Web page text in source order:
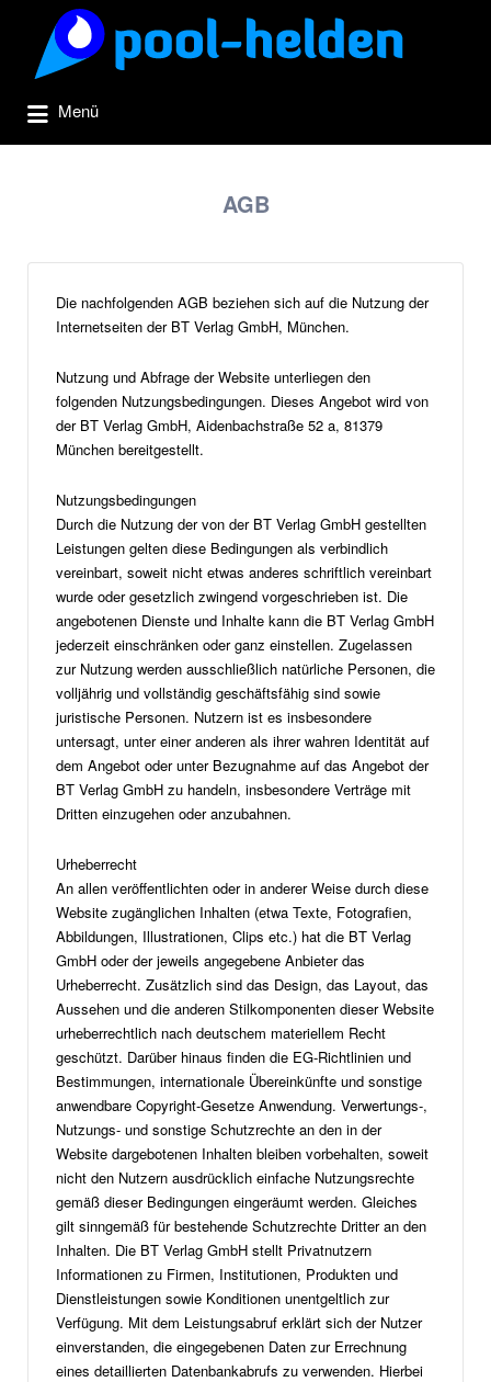
Suchen
nach:
Menü
AGB
Die nachfolgenden AGB beziehen sich auf die Nutzung der
Internetseiten der BT Verlag GmbH, München.
Nutzung und Abfrage der Website unterliegen den
folgenden Nutzungsbedingungen. Dieses Angebot wird von
der BT Verlag GmbH, Aidenbachstraße 52 a, 81379
München bereitgestellt.
Nutzungsbedingungen
Durch die Nutzung der von der BT Verlag GmbH gestellten
Leistungen gelten diese Bedingungen als verbindlich
vereinbart, soweit nicht etwas anderes schriftlich vereinbart
wurde oder gesetzlich zwingend vorgeschrieben ist. Die
angebotenen Dienste und Inhalte kann die BT Verlag GmbH
jederzeit einschränken oder ganz einstellen. Zugelassen
zur Nutzung werden ausschließlich natürliche Personen, die
volljährig und vollständig geschäftsfähig sind sowie
juristische Personen. Nutzern ist es insbesondere
untersagt, unter einer anderen als ihrer wahren Identität auf
dem Angebot oder unter Bezugnahme auf das Angebot der
BT Verlag GmbH zu handeln, insbesondere Verträge mit
Dritten einzugehen oder anzubahnen.
Urheberrecht
An allen veröffentlichten oder in anderer Weise durch diese
Website zugänglichen Inhalten (etwa Texte, Fotografien,
Abbildungen, Illustrationen, Clips etc.) hat die BT Verlag
GmbH oder der jeweils angegebene Anbieter das
Urheberrecht. Zusätzlich sind das Design, das Layout, das
Aussehen und die anderen Stilkomponenten dieser Website
urheberrechtlich nach deutschem materiellem Recht
geschützt. Darüber hinaus finden die EG-Richtlinien und
Bestimmungen, internationale Übereinkünfte und sonstige
anwendbare Copyright-Gesetze Anwendung. Verwertungs-,
Nutzungs- und sonstige Schutzrechte an den in der
Website dargebotenen Inhalten bleiben vorbehalten, soweit
nicht den Nutzern ausdrücklich einfache Nutzungsrechte
gemäß dieser Bedingungen eingeräumt werden. Gleiches
gilt sinngemäß für bestehende Schutzrechte Dritter an den
Inhalten. Die BT Verlag GmbH stellt Privatnutzern
Informationen zu Firmen, Institutionen, Produkten und
Dienstleistungen sowie Konditionen unentgeltlich zur
Verfügung. Mit dem Leistungsabruf erklärt sich der Nutzer
einverstanden, die eingegebenen Daten zur Errechnung
eines detaillierten Datenbankabrufs zu verwenden. Hierbei